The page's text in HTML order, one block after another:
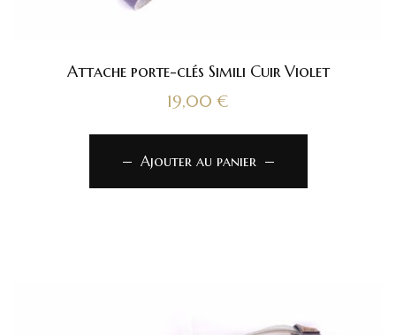
Attache porte-clés Simili Cuir Violet
19,00 €
Ajouter au panier